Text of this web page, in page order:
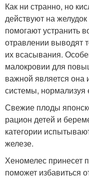
Как ни странно, но
действуют на
помогают устранить
отравлении выводят
их всасывания.
малокровии для
важной является она
системы, нормализуя
Свежие плоды
рацион детей и
категории
железе.
Хеномелес принесет
поможет избавиться